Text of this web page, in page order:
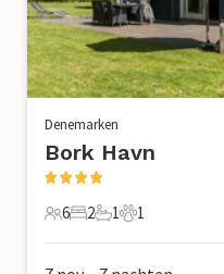
Denemarken
Bork Havn
6 Gasten
6
2 Slaapkamers
2
1 Badkamer
1
1 Huisdier
1